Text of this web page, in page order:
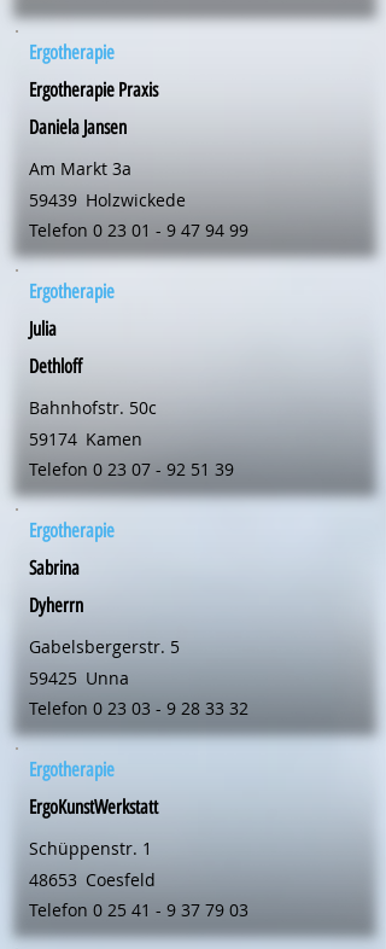
Ergotherapie
Ergotherapie Praxis
Daniela Jansen
Am Markt 3a
59439 Holzwickede
Telefon 0 23 01 - 9 47 94 99
Ergotherapie
Julia
Dethloff
Bahnhofstr. 50c
59174 Kamen
Telefon 0 23 07 - 92 51 39
Ergotherapie
Sabrina
Dyherrn
Gabelsbergerstr. 5
59425 Unna
Telefon 0 23 03 - 9 28 33 32
Ergotherapie
ErgoKunstWerkstatt
Schüppenstr. 1
48653 Coesfeld
Telefon 0 25 41 - 9 37 79 03